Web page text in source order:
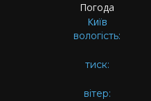
Погода
Київ
вологість:
тиск:
вітер: